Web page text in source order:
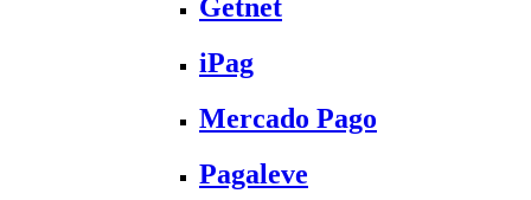
Getnet
iPag
Mercado Pago
Pagaleve